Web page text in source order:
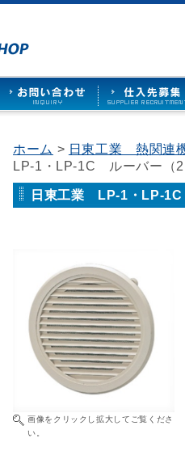
ホーム > 日東工業 熱関連
LP-1・LP-1C ルーバー（2
日東工業 LP-1・LP-
画像をクリックし拡大してご覧くださ
い。